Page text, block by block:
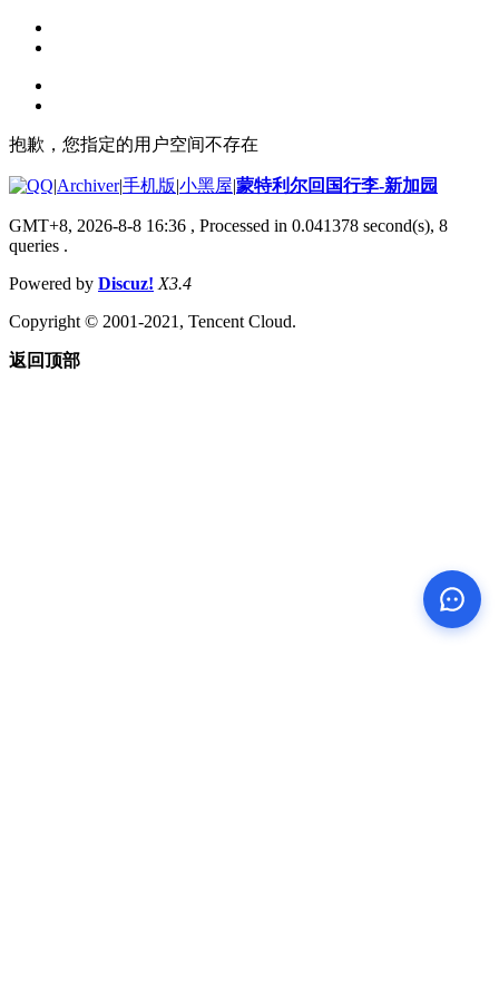
抱歉，您指定的用户空间不存在
|Archiver|手机版|小黑屋|蒙特利尔回国行李-新加园
GMT+8, 2026-8-8 16:36 , Processed in 0.041378 second(s), 8
queries .
Powered by Discuz! X3.4
Copyright © 2001-2021, Tencent Cloud.
返回顶部